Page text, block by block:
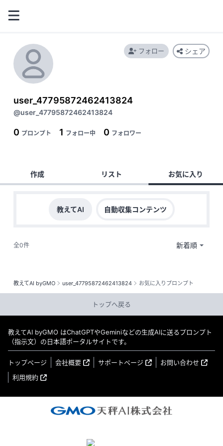
教えてAI byGMO user_47795872462413824 お気に入りプロンプト
user_47795872462413824
@user_47795872462413824
0 プロンプト 1 フォロー中 0 フォロワー
フォロー シェア
作成 リスト お気に入り
教えてAI 自動収集コンテンツ
全0件
トップへ戻る
教えてAI byGMO はChatGPTやGeminiなどの生成AIに送るプロンプト
（指示文）の日本語ポータルサイトです。
トップページ 会社概要 サポートページ
お問い合わせ
利用規約